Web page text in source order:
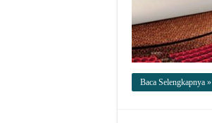
Baca Selengkapnya »